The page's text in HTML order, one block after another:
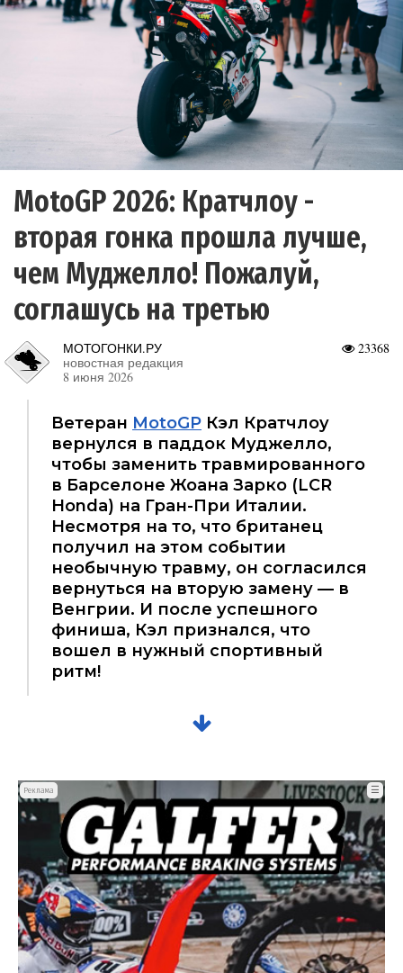
MotoGP 2026: Кратчлоу -
вторая гонка прошла лучше,
чем Муджелло! Пожалуй,
соглашусь на третью
23368
МОТОГОНКИ.РУ
новостная редакция
8 июня 2026
Ветеран MotoGP Кэл Кратчлоу
вернулся в паддок Муджелло,
чтобы заменить травмированного
в Барселоне Жоана Зарко (LCR
Honda) на Гран-При Италии.
Несмотря на то, что британец
получил на этом событии
необычную травму, он согласился
вернуться на вторую замену — в
Венгрии. И после успешного
финиша, Кэл признался, что
вошел в нужный спортивный
ритм!
Реклама ☰